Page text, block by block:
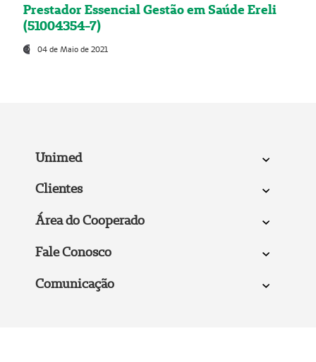
Prestador Essencial Gestão em Saúde Ereli
(51004354-7)
04 de Maio de 2021
Unimed
Clientes
Área do Cooperado
Fale Conosco
Comunicação